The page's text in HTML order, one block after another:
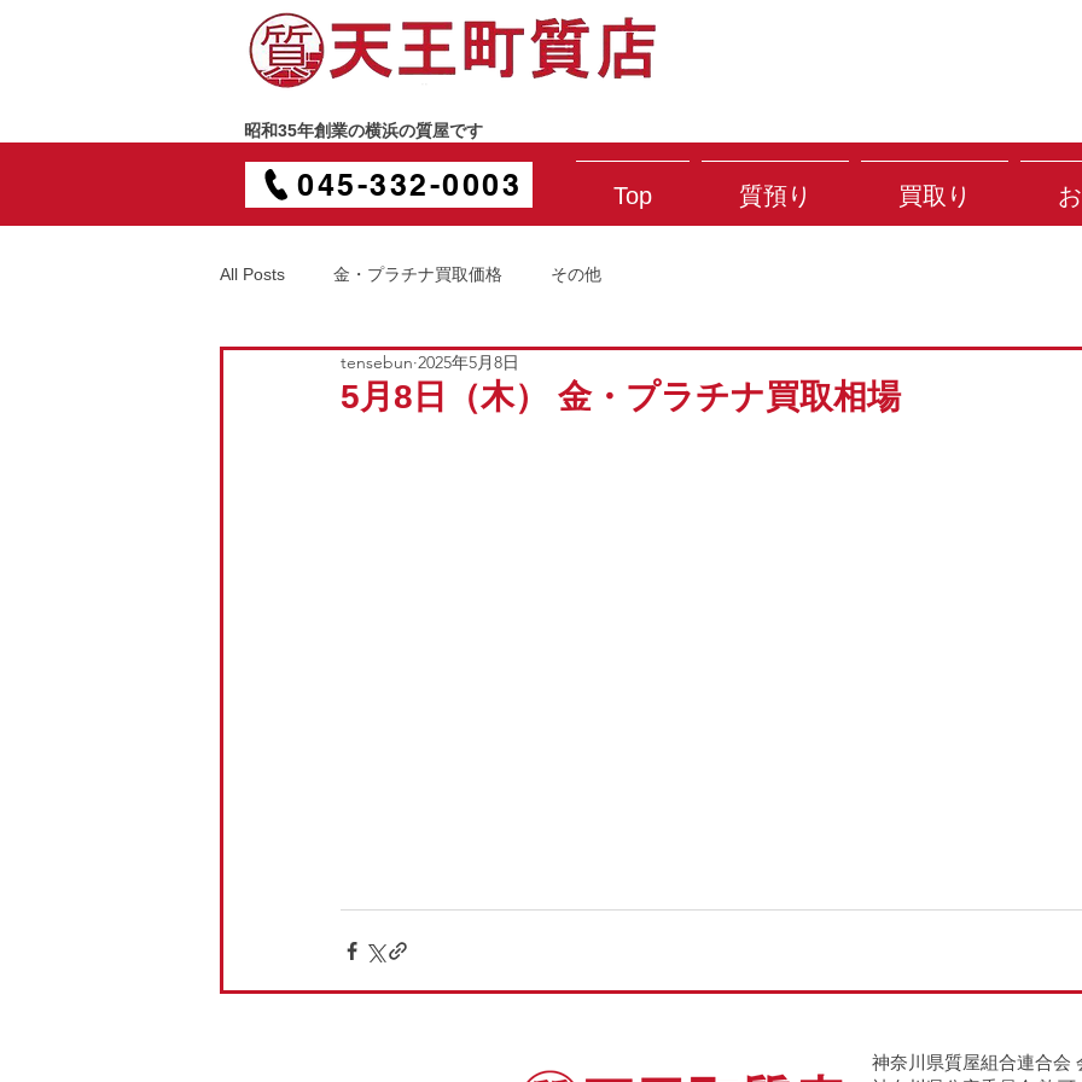
昭和35年創業の横浜の質屋です
045-332-0003 Top 質預り 買取り
All Posts 金・プラチナ買取価格 その他
5月8日（木） 金・プラチナ買取相場
tensebun 2025年5月8日
神奈川県質屋組合連合会